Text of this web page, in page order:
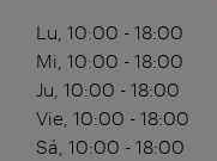
Lu, 10:00 - 18:00
Mi, 10:00 - 18:00
Ju, 10:00 - 18:00
Vie, 10:00 - 18:00
Sá, 10:00 - 18:00